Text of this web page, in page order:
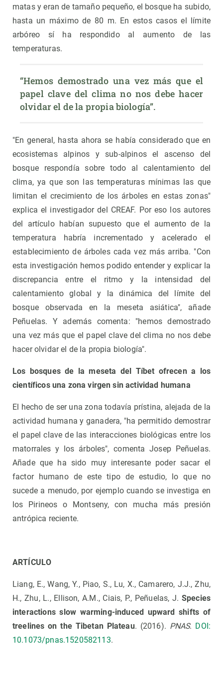
matas y eran de tamaño pequeño, el bosque ha subido,
hasta un máximo de 80 m. En estos casos el límite
arbóreo sí ha respondido al aumento de las
temperaturas.
“Hemos demostrado una vez más que el
papel clave del clima no nos debe hacer
olvidar el de la propia biología”.
"En general, hasta ahora se había considerado que en
ecosistemas alpinos y sub-alpinos el ascenso del
bosque respondía sobre todo al calentamiento del
clima, ya que son las temperaturas mínimas las que
limitan el crecimiento de los árboles en estas zonas"
explica el investigador del CREAF. Por eso los autores
del artículo habían supuesto que el aumento de la
temperatura habría incrementado y acelerado el
establecimiento de árboles cada vez más arriba. "Con
esta investigación hemos podido entender y explicar la
discrepancia entre el ritmo y la intensidad del
calentamiento global y la dinámica del límite del
bosque observada en la meseta asiática", añade
Peñuelas. Y además comenta: "hemos demostrado
una vez más que el papel clave del clima no nos debe
hacer olvidar el de la propia biología".
Los bosques de la meseta del Tíbet ofrecen a los
científicos una zona virgen sin actividad humana
El hecho de ser una zona todavía prístina, alejada de la
actividad humana y ganadera, "ha permitido demostrar
el papel clave de las interacciones biológicas entre los
matorrales y los árboles", comenta Josep Peñuelas.
Añade que ha sido muy interesante poder sacar el
factor humano de este tipo de estudio, lo que no
sucede a menudo, por ejemplo cuando se investiga en
los Pirineos o Montseny, con mucha más presión
antrópica reciente.
ARTÍCULO
Liang, E., Wang, Y., Piao, S., Lu, X., Camarero, J.J., Zhu,
H., Zhu, L., Ellison, A.M., Ciais, P., Peñuelas, J. Species
interactions slow warming-induced upward shifts of
treelines on the Tibetan Plateau. (2016). PNAS. DOI:
10.1073/pnas.1520582113.